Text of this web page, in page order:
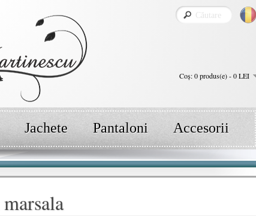
Coş: 0 produs(e) - 0 LEI
Jachete Pantaloni Accesorii